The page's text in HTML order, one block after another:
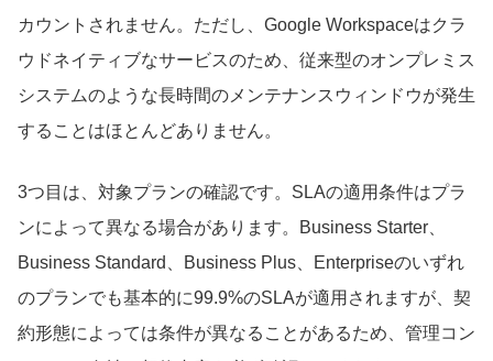
カウントされません。ただし、Google Workspaceはクラ
ウドネイティブなサービスのため、従来型のオンプレミス
システムのような長時間のメンテナンスウィンドウが発生
することはほとんどありません。
3つ目は、対象プランの確認です。SLAの適用条件はプラ
ンによって異なる場合があります。Business Starter、
Business Standard、Business Plus、Enterpriseのいずれ
のプランでも基本的に99.9%のSLAが適用されますが、契
約形態によっては条件が異なることがあるため、管理コン